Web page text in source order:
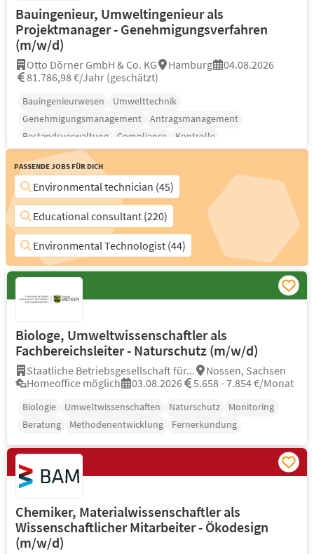
Bauingenieur, Umweltingenieur als
Projektmanager - Genehmigungsverfahren
(m/w/d)
Otto Dörner GmbH & Co. KG Hamburg
04.08.2026
81.786,98 €/Jahr (geschätzt)
Bauingenieurwesen
Umwelttechnik
Genehmigungsmanagement
Antragsmanagement
Bestandsverwaltung
Compliance Kontrolle
Passende Jobs für Dich
Environmental technician (45)
Educational consultant (220)
Environmental Technologist (44)
Biologe, Umweltwissenschaftler als
Fachbereichsleiter - Naturschutz (m/w/d)
Staatliche Betriebsgesellschaft für...
Nossen, Sachsen
Homeoffice möglich
03.08.2026 5.658 - 7.854 €/Monat
Biologie Umweltwissenschaften Naturschutz
Monitoring
Beratung
Methodenentwicklung Fernerkundung
Chemiker, Materialwissenschaftler als
Wissenschaftlicher Mitarbeiter - Ökodesign
(m/w/d)